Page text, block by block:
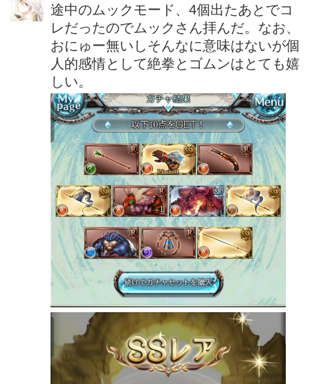
途中のムックモード、4個出たあとでコ
レだったのでムックさん拝んだ。なお、
おにゅー無いしそんなに意味はないが個
人的感情として絶拳とゴムンはとても嬉
しい。